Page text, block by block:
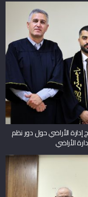
إدارة الأراضي حول دور نظم
الأراضي